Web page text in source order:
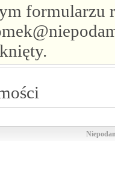
formularzu